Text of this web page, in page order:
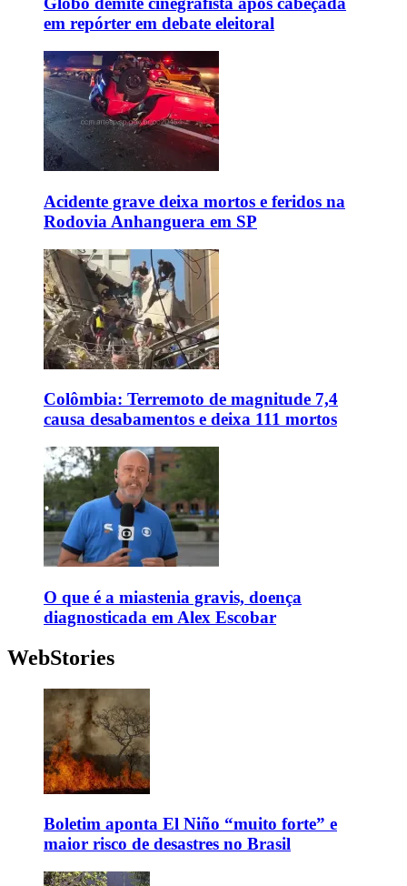
em repórter em debate eleitoral
Acidente grave deixa mortos e feridos na
Rodovia Anhanguera em SP
Colômbia: Terremoto de magnitude 7,4
causa desabamentos e deixa 111 mortos
O que é a miastenia gravis, doença
diagnosticada em Alex Escobar
WebStories
Boletim aponta El Niño “muito forte” e
maior risco de desastres no Brasil